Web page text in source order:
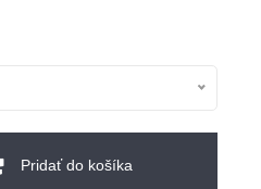
Pridať do košíka